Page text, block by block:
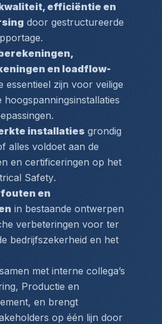
efficiëntie en
door gestructureerde
en loadflow-
essentieel zijn voor veilige
installaties grondig
alles voldoet aan de
en certificeringen op het
Safety.
en
in bestaande ontwerpen
verbeteringen voor ter
bedrijfszekerheid en het
met interne collega’s
Productie en
en brengt
op één lijn door